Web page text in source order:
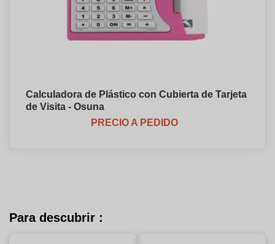
Calculadora de Plástico con Cubierta de Tarjeta
de Visita - Osuna
PRECIO A PEDIDO
Para descubrir :